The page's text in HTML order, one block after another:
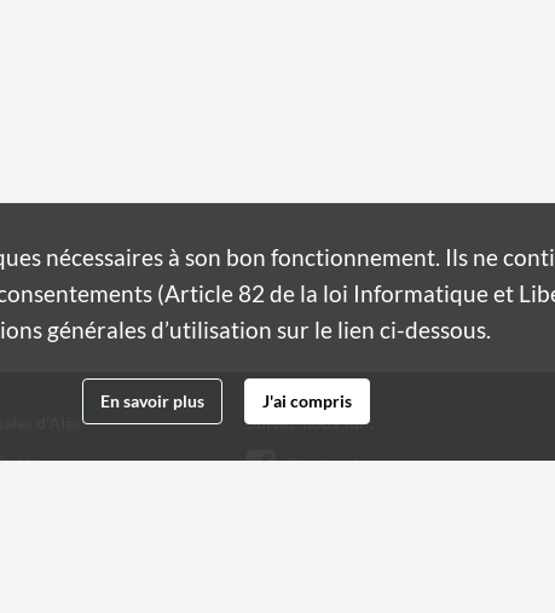
Suivez-nous sur :
Facebook
nécessaires à son bon fonctionnement. Ils ne
(Article 82 de la loi Informatique et
générales d’utilisation sur le lien ci-dessous.
En savoir plus J'ai compris